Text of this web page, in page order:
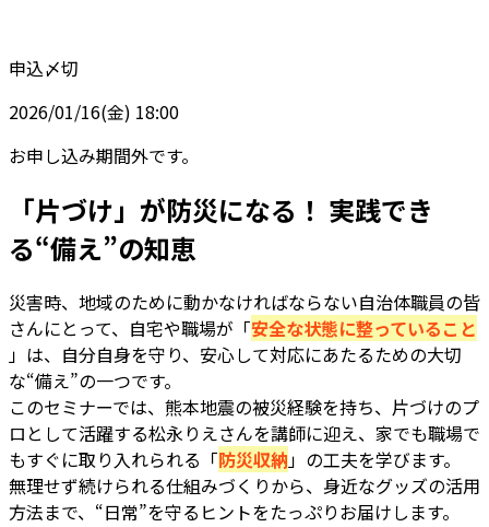
申込〆切
2026/01/16(金) 18:00
お申し込み期間外です。
「片づけ」が防災になる！ 実践でき
る“備え”の知恵
災害時、地域のために動かなければならない自治体職員の皆
さんにとって、自宅や職場が「安全な状態に整っていること
」は、自分自身を守り、安心して対応にあたるための大切
な“備え”の一つです。
このセミナーでは、熊本地震の被災経験を持ち、片づけのプ
ロとして活躍する松永りえさんを講師に迎え、家でも職場で
もすぐに取り入れられる「防災収納」の工夫を学びます。
無理せず続けられる仕組みづくりから、 身近なグッズの活用
方法まで、“日常”を守るヒントをたっぷりお届けします。